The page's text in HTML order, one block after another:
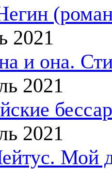
2021
и она.
2021
2021
Мой